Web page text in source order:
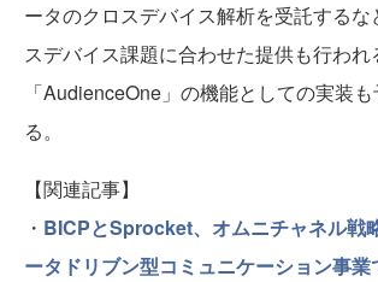
ータのクロスデバイス解析を受託するな
スデバイス課題に合わせた提供も行われ
「AudienceOne」の機能としての実装
る。
【関連記事】
・ BICPとSprocket、オムニチャネル戦
ータドリブン型コミュニケーション事業